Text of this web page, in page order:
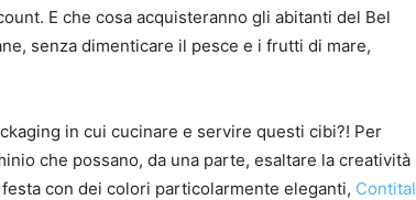
E che cosa acquisteranno gli abitanti del Bel
senza dimenticare il pesce e i frutti di mare,
in cui cucinare e servire questi cibi?! Per
che possano, da una parte, esaltare la creatività
con dei colori particolarmente eleganti, Contital